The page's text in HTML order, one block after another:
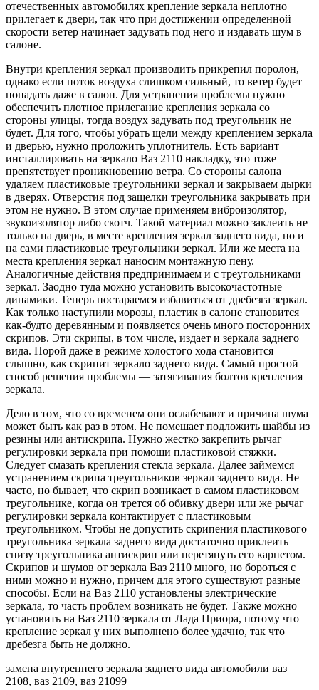
отечественных автомобилях крепление зеркала неплотно
прилегает к двери, так что при достижении определенной
скорости ветер начинает задувать под него и издавать шум в
салоне.
Внутри крепления зеркал производить прикрепил поролон,
однако если поток воздуха слишком сильный, то ветер будет
попадать даже в салон. Для устранения проблемы нужно
обеспечить плотное прилегание крепления зеркала со
стороны улицы, тогда воздух задувать под треугольник не
будет. Для того, чтобы убрать щели между креплением зеркала
и дверью, нужно проложить уплотнитель. Есть вариант
инсталлировать на зеркало Ваз 2110 накладку, это тоже
препятствует проникновению ветра. Со стороны салона
удаляем пластиковые треугольники зеркал и закрываем дырки
в дверях. Отверстия под защелки треугольника закрывать при
этом не нужно. В этом случае применяем виброизолятор,
звукоизолятор либо скотч. Такой материал можно заклеить не
только на дверь, в месте крепления зеркал заднего вида, но и
на сами пластиковые треугольники зеркал. Или же места на
места крепления зеркал наносим монтажную пену.
Аналогичные действия предпринимаем и с треугольниками
зеркал. Заодно туда можно установить высокочастотные
динамики. Теперь постараемся избавиться от дребезга зеркал.
Как только наступили морозы, пластик в салоне становится
как-будто деревянным и появляется очень много посторонних
скрипов. Эти скрипы, в том числе, издает и зеркала заднего
вида. Порой даже в режиме холостого хода становится
слышно, как скрипит зеркало заднего вида. Самый простой
способ решения проблемы — затягивания болтов крепления
зеркала.
Дело в том, что со временем они ослабевают и причина шума
может быть как раз в этом. Не помешает подложить шайбы из
резины или антискрипа. Нужно жестко закрепить рычаг
регулировки зеркала при помощи пластиковой стяжки.
Следует смазать крепления стекла зеркала. Далее займемся
устранением скрипа треугольников зеркал заднего вида. Не
часто, но бывает, что скрип возникает в самом пластиковом
треугольнике, когда он трется об обивку двери или же рычаг
регулировки зеркала контактирует с пластиковым
треугольником. Чтобы не допустить скрипения пластикового
треугольника зеркала заднего вида достаточно приклеить
снизу треугольника антискрип или перетянуть его карпетом.
Скрипов и шумов от зеркала Ваз 2110 много, но бороться с
ними можно и нужно, причем для этого существуют разные
способы. Если на Ваз 2110 установлены электрические
зеркала, то часть проблем возникать не будет. Также можно
установить на Ваз 2110 зеркала от Лада Приора, потому что
крепление зеркал у них выполнено более удачно, так что
дребезга быть не должно.
замена внутреннего зеркала заднего вида автомобили ваз
2108, ваз 2109, ваз 21099